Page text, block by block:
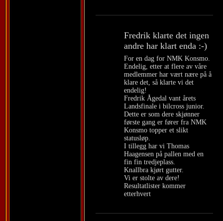
Fredrik klarte det ingen
andre har klart enda :-)
For en dag for NMK Konsmo.
Endelig, etter at flere av våre
medlemmer har vært nære på å
klare det, så klarte vi det
endelig!
Fredrik Ågedal vant årets
Landsfinale i bilcross junior.
Dette er som dere skjønner
første gang er fører fra NMK
Konsmo topper et slikt
statusløp.
I tillegg har vi Thomas
Haagensen på pallen med en
fin fin tredjeplass.
Knallbra kjørt gutter.
Vi er stolte av dere!
Resultatlister kommer
etterhvert